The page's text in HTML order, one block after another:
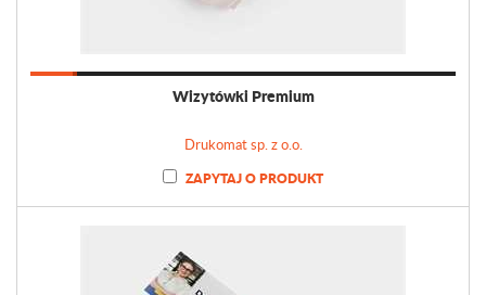
Wizytówki Premium
Drukomat sp. z o.o.
ZAPYTAJ O PRODUKT